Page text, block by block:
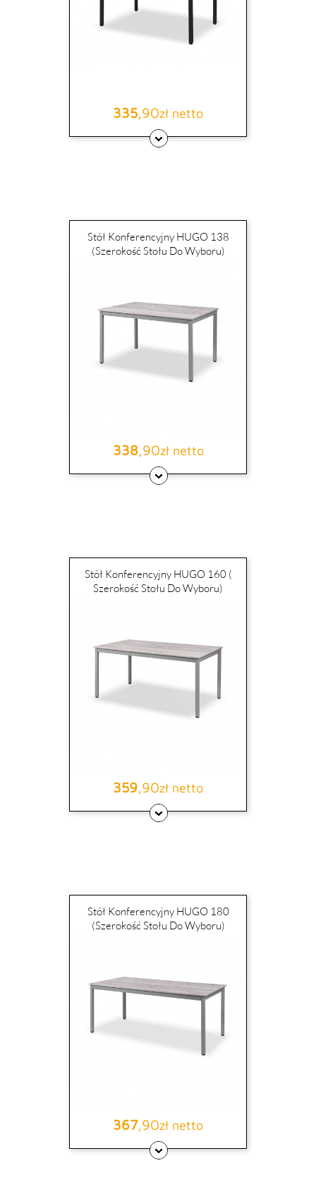
Cena
335,90zł netto
Stół Konferencyjny HUGO 138
(szerokość Stołu Do Wyboru)
Cena
338,90zł netto
Stół Konferencyjny HUGO 160 (
Szerokość Stołu Do Wyboru)
Cena
359,90zł netto
Stół Konferencyjny HUGO 180
(szerokość Stołu Do Wyboru)
Cena
367,90zł netto